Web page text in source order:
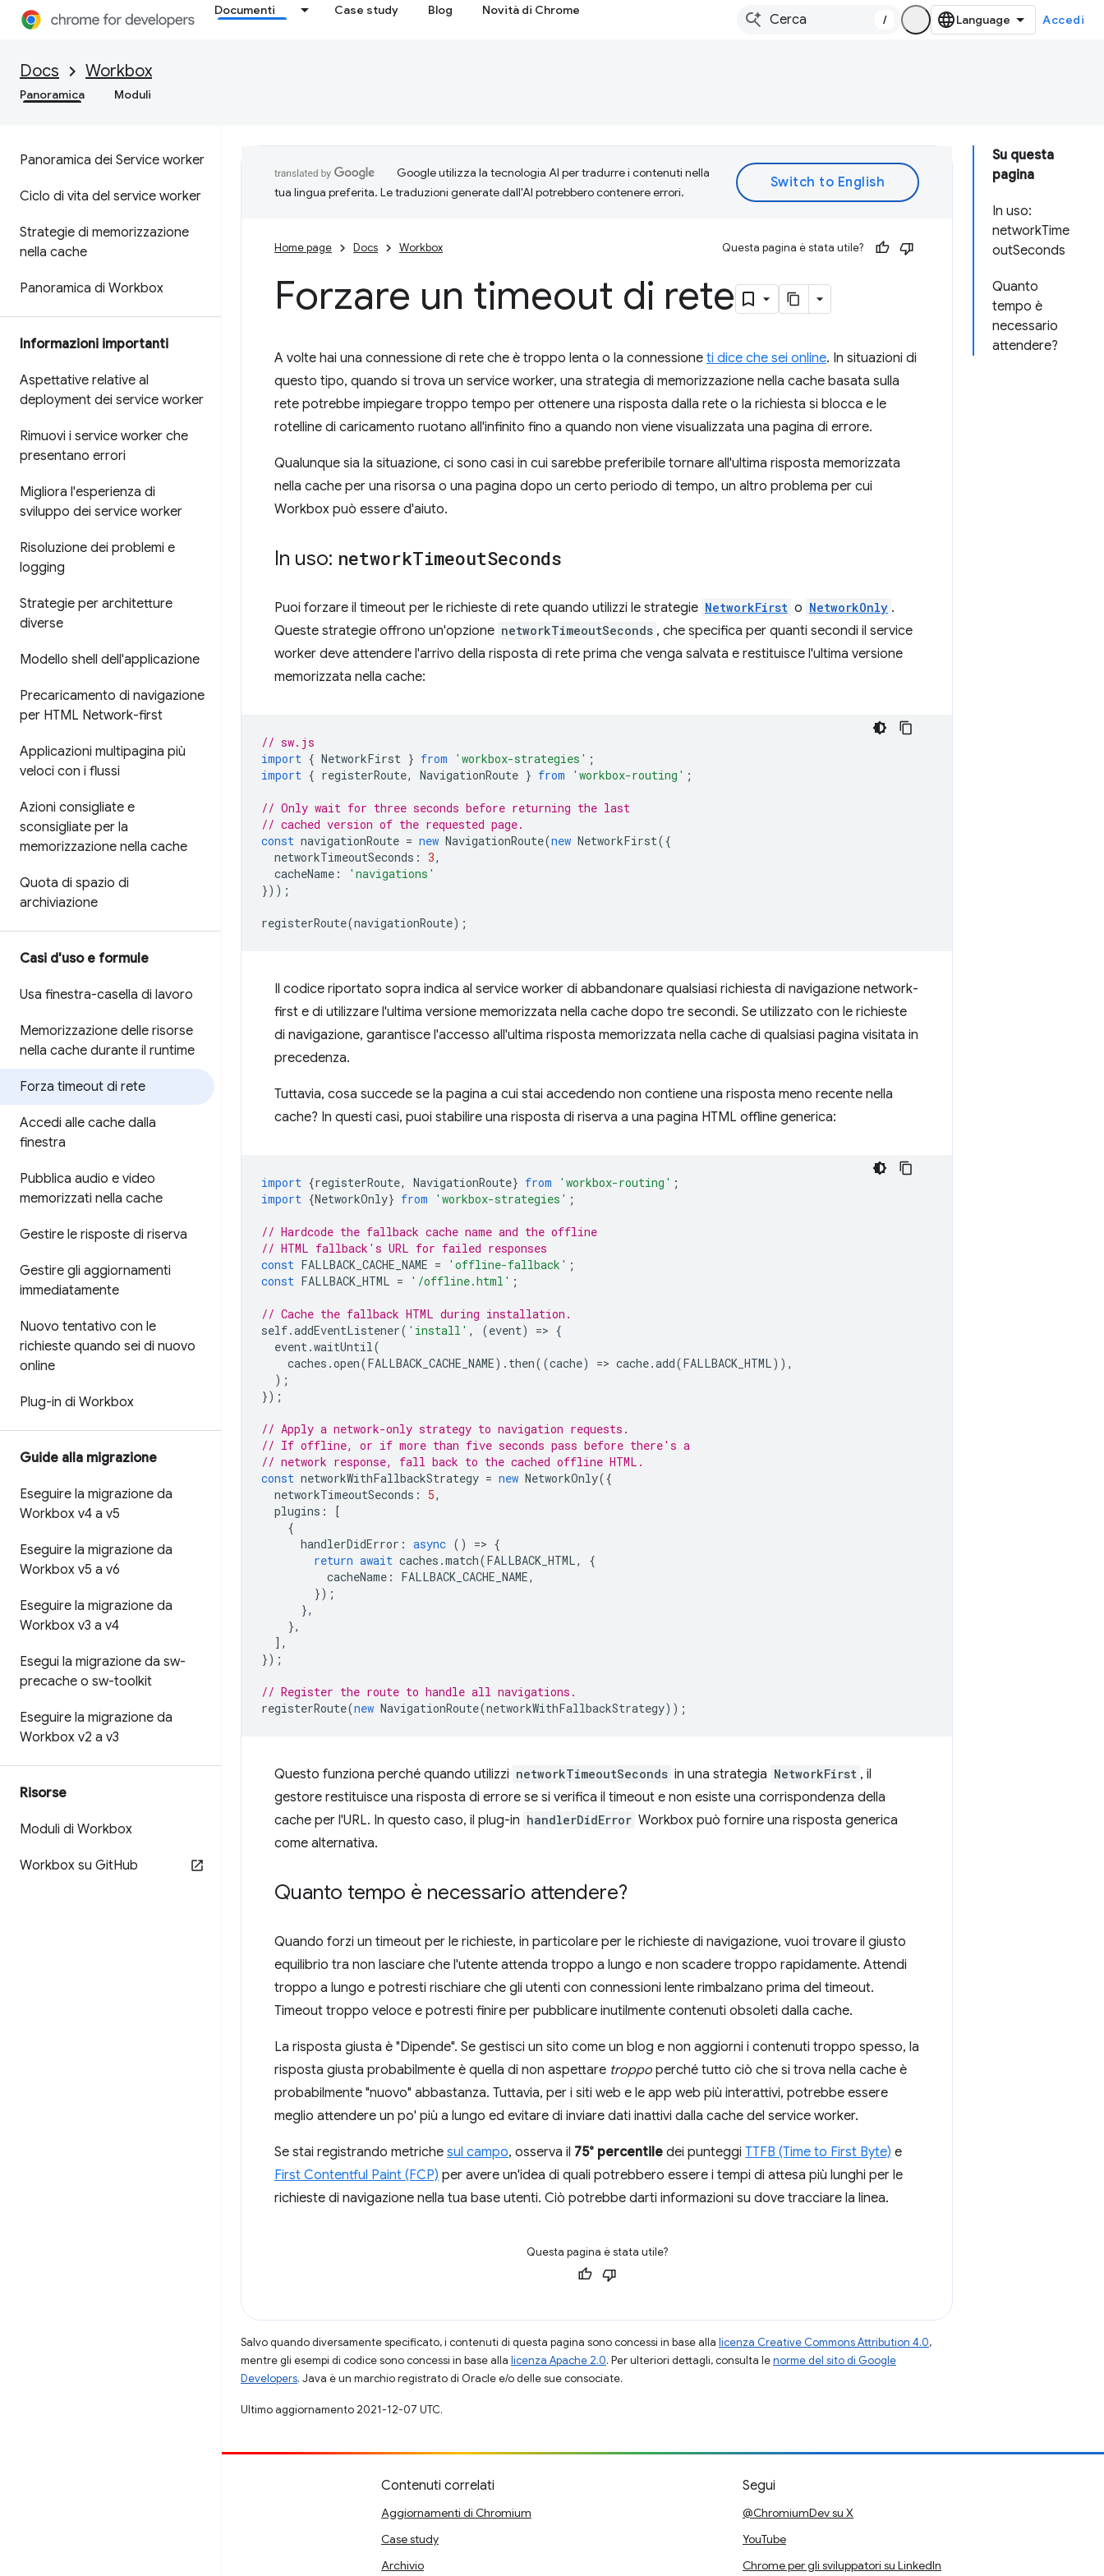
Documenti Case study Blog Novità di Chrome
/ Accedi
Docs Workbox
Panoramica Moduli
Panoramica dei Service worker
Ciclo di vita del service worker
Strategie di memorizzazione
nella cache
Panoramica di Workbox
Informazioni importanti
Aspettative relative al
deployment dei service worker
Rimuovi i service worker che
presentano errori
Migliora l'esperienza di
sviluppo dei service worker
Risoluzione dei problemi e
logging
Strategie per architetture
diverse
Modello shell dell'applicazione
Precaricamento di navigazione
per HTML Network-first
Applicazioni multipagina più
veloci con i flussi
Azioni consigliate e
sconsigliate per la
memorizzazione nella cache
Quota di spazio di
archiviazione
Casi d'uso e formule
Usa finestra-casella di lavoro
Memorizzazione delle risorse
nella cache durante il runtime
Forza timeout di rete
Accedi alle cache dalla
finestra
Pubblica audio e video
memorizzati nella cache
Gestire le risposte di riserva
Gestire gli aggiornamenti
immediatamente
Nuovo tentativo con le
richieste quando sei di nuovo
online
Plug-in di Workbox
Guide alla migrazione
Eseguire la migrazione da
Workbox v4 a v5
Eseguire la migrazione da
Workbox v5 a v6
Eseguire la migrazione da
Workbox v3 a v4
Esegui la migrazione da sw-
precache o sw-toolkit
Eseguire la migrazione da
Workbox v2 a v3
Risorse
Moduli di Workbox
Workbox su GitHub
Su questa
pagina
In uso:
networkTime
outSeconds
Quanto
tempo è
necessario
attendere?
Google utilizza la tecnologia AI per tradurre i contenuti nella
tua lingua preferita. Le traduzioni generate dall'AI potrebbero contenere errori.
Home page Docs Workbox Questa pagina è stata utile?
Forzare un timeout di rete
A volte hai una connessione di rete che è troppo lenta o la connessione ti dice che sei online. In situazioni di
questo tipo, quando si trova un service worker, una strategia di memorizzazione nella cache basata sulla
rete potrebbe impiegare troppo tempo per ottenere una risposta dalla rete o la richiesta si blocca e le
rotelline di caricamento ruotano all'infinito fino a quando non viene visualizzata una pagina di errore.
Qualunque sia la situazione, ci sono casi in cui sarebbe preferibile tornare all'ultima risposta memorizzata
nella cache per una risorsa o una pagina dopo un certo periodo di tempo, un altro problema per cui
Workbox può essere d'aiuto.
In uso: networkTimeoutSeconds
Puoi forzare il timeout per le richieste di rete quando utilizzi le strategie NetworkFirst o NetworkOnly .
Queste strategie offrono un'opzione networkTimeoutSeconds , che specifica per quanti secondi il service
worker deve attendere l'arrivo della risposta di rete prima che venga salvata e restituisce l'ultima versione
memorizzata nella cache:
// sw.js
import { NetworkFirst } from 'workbox-strategies' ;
import { registerRoute, NavigationRoute } from 'workbox-routing' ;
// Only wait for three seconds before returning the last
// cached version of the requested page.
const navigationRoute = new NavigationRoute(new NetworkFirst({
networkTimeoutSeconds : 3,
cacheName :
'navigations'
}));
registerRoute(navigationRoute);
Il codice riportato sopra indica al service worker di abbandonare qualsiasi richiesta di navigazione network-
first e di utilizzare l'ultima versione memorizzata nella cache dopo tre secondi. Se utilizzato con le richieste
di navigazione, garantisce l'accesso all'ultima risposta memorizzata nella cache di qualsiasi pagina visitata in
precedenza.
Tuttavia, cosa succede se la pagina a cui stai accedendo non contiene una risposta meno recente nella
cache? In questi casi, puoi stabilire una risposta di riserva a una pagina HTML offline generica:
import {registerRoute, NavigationRoute} from 'workbox-routing' ;
import {NetworkOnly} from 'workbox-strategies' ;
// Hardcode the fallback cache name and the offline
// HTML fallback's URL for failed responses
const FALLBACK_CACHE_NAME = 'offline-fallback' ;
const FALLBACK_HTML = '/offline.html' ;
// Cache the fallback HTML during installation.
self.addEventListener( 'install' , (event) => {
event.waitUntil(
caches .open(FALLBACK_CACHE_NAME). then((cache) => cache.add(FALLBACK_HTML)),
);
});
// Apply a network-only strategy to navigation requests.
// If offline, or if more than five seconds pass before there's a
// network response, fall back to the cached offline HTML.
const networkWithFallbackStrategy = new NetworkOnly({
networkTimeoutSeconds : 5,
plugins :
[
{
handlerDidError : async () => {
return await caches .match(FALLBACK_HTML,
{
cacheName : FALLBACK_CACHE_NAME,
});
},
},
],
});
// Register the route to handle all navigations.
registerRoute(new NavigationRoute(networkWithFallbackStrategy));
Questo funziona perché quando utilizzi networkTimeoutSeconds in una strategia NetworkFirst , il
gestore restituisce una risposta di errore se si verifica il timeout e non esiste una corrispondenza della
cache per l'URL. In questo caso, il plug-in handlerDidError Workbox può fornire una risposta generica
come alternativa.
Quanto tempo è necessario attendere?
Quando forzi un timeout per le richieste, in particolare per le richieste di navigazione, vuoi trovare il giusto
equilibrio tra non lasciare che l'utente attenda troppo a lungo e non scadere troppo rapidamente. Attendi
troppo a lungo e potresti rischiare che gli utenti con connessioni lente rimbalzano prima del timeout.
Timeout troppo veloce e potresti finire per pubblicare inutilmente contenuti obsoleti dalla cache.
La risposta giusta è "Dipende". Se gestisci un sito come un blog e non aggiorni i contenuti troppo spesso, la
risposta giusta probabilmente è quella di non aspettare troppo perché tutto ciò che si trova nella cache è
probabilmente "nuovo" abbastanza. Tuttavia, per i siti web e le app web più interattivi, potrebbe essere
meglio attendere un po' più a lungo ed evitare di inviare dati inattivi dalla cache del service worker.
Se stai registrando metriche sul campo, osserva il 75° percentile dei punteggi TTFB (Time to First Byte) e
First Contentful Paint (FCP) per avere un'idea di quali potrebbero essere i tempi di attesa più lunghi per le
richieste di navigazione nella tua base utenti. Ciò potrebbe darti informazioni su dove tracciare la linea.
Questa pagina è stata utile?
Salvo quando diversamente specificato, i contenuti di questa pagina sono concessi in base alla licenza Creative Commons Attribution 4.0,
mentre gli esempi di codice sono concessi in base alla licenza Apache 2.0. Per ulteriori dettagli, consulta lenorme del sito di Google
Developers. Java è un marchio registrato di Oracle e/o delle sue consociate.
Ultimo aggiornamento 2021-12-07 UTC.
Contenuti correlati
Aggiornamenti di Chromium
Case study
Archivio
Segui
@ChromiumDev su X
YouTube
Chrome per gli sviluppatori su LinkedIn